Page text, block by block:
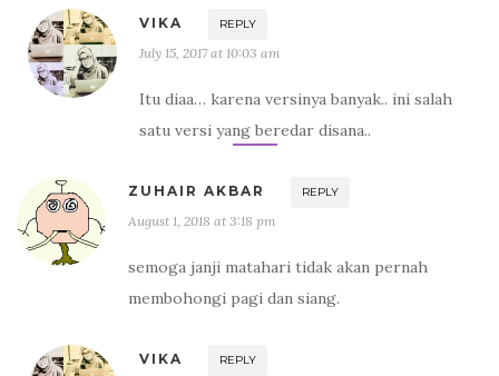
VIKA REPLY
July 15, 2017 at 10:03 am
Itu diaa… karena versinya banyak.. ini salah
satu versi yang beredar disana..
ZUHAIR AKBAR REPLY
August 1, 2018 at 3:18 pm
semoga janji matahari tidak akan pernah
membohongi pagi dan siang.
VIKA REPLY